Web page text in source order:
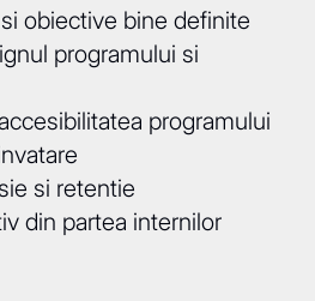
obiective bine definite
programului si
programului
si retentie
din partea internilor